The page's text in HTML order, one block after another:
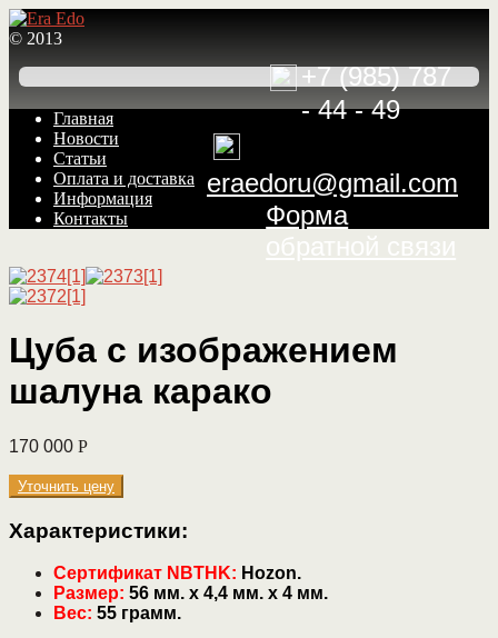
+7 (985) 787
- 44 - 49
eraedoru@gmail.com
Форма
обратной связи
© 2013
Перейти
навигации
Перейти
содержимому
Главная
Новости
Статьи
Оплата и доставка
Информация
Контакты
Цуба с изображением
шалуна карако
170 000 Р
Уточнить цену
Характеристики:
Сертификат NBTHK: Hozon.
Размер: 56 мм. х 4,4 мм. х 4 мм.
Вес: 55 грамм.